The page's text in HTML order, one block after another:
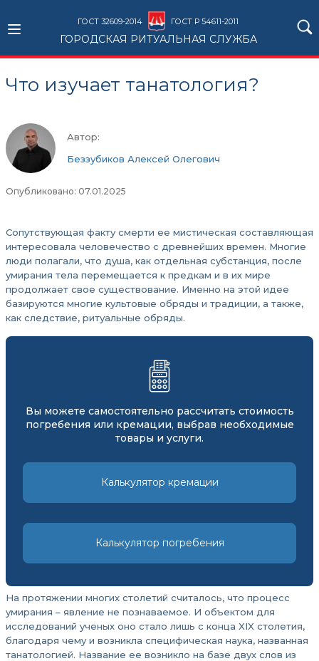
ГОСТ 32609-2014 ГОСТ Р 54611-2011
ГОРОДСКАЯ РИТУАЛЬНАЯ СЛУЖБА
Что изучает танатология?
Автор:
Беззубиков Алексей Олегович
Опубликовано: 07.01.2025
Сопутствующая факту смерти ее мистическая составляющая
интересовала человечество с древнейших времен. Многие
люди полагали, что душа, как отдельная субстанция, после
умирания тела перемещается к предкам и в их мире
продолжает свое существование. Именно на этой идее
базируются многие культовые обряды и традиции, а также,
как следствие, ритуальные обряды.
Вы можете самостоятельно рассчитать стоимость
погребения или кремации, выбрав необходимые
товары и услуги.
Калькулятор кремации
Калькулятор погребения
На протяжении многих столетий считалось, что процесс
умирания – явление не познаваемое. И объектом для
исследований ученых оно стало лишь с конца XIX столетия,
благодаря чему и возникла специфическая наука, названная
танатологией. Название ее возникло на базе двух слов из